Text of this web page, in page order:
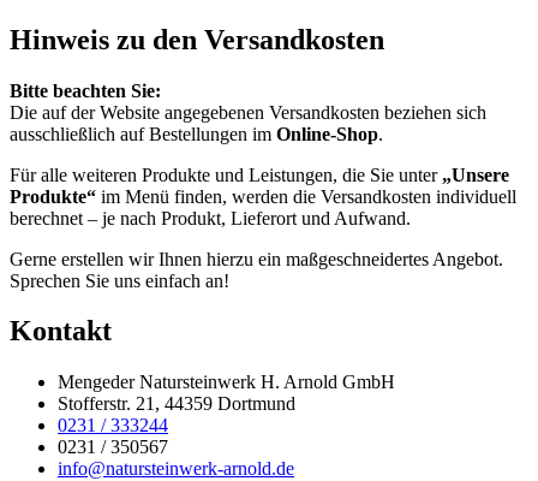
Hinweis zu den Versandkosten
Bitte beachten Sie:
Die auf der Website angegebenen Versandkosten beziehen sich
ausschließlich auf Bestellungen im Online-Shop.
Für alle weiteren Produkte und Leistungen, die Sie unter „Unsere
Produkte“ im Menü finden, werden die Versandkosten individuell
berechnet – je nach Produkt, Lieferort und Aufwand.
Gerne erstellen wir Ihnen hierzu ein maßgeschneidertes Angebot.
Sprechen Sie uns einfach an!
Kontakt
Mengeder Natursteinwerk H. Arnold GmbH
Stofferstr. 21, 44359 Dortmund
0231 / 333244
0231 / 350567
info@natursteinwerk-arnold.de